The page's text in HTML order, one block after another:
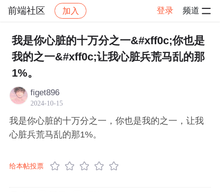
前端社区 加入 登录 频道
社区 前端社区 感慨 帖子详情
我是你心脏的十万分之一&#xff0c;你也是
我的之一&#xff0c;让我心脏兵荒马乱的那
1%。
figet896
2024-10-15
我是你心脏的十万分之一，你也是我的之一，让我
心脏兵荒马乱的那1%。
给本帖投票